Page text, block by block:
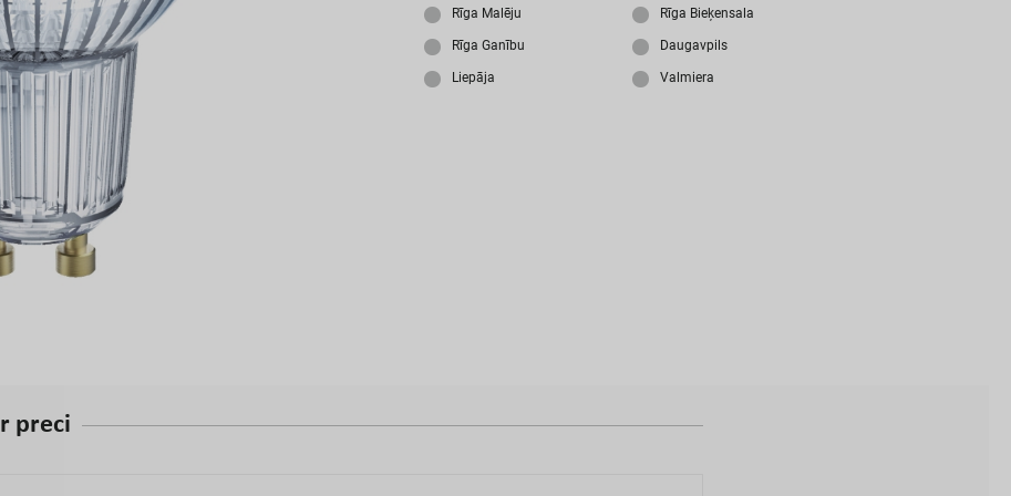
Aiz
id
Rīga Malēju Rīga Bieķensala
Rīga Ganību Daugavpils
Liepāja Valmiera
r preci